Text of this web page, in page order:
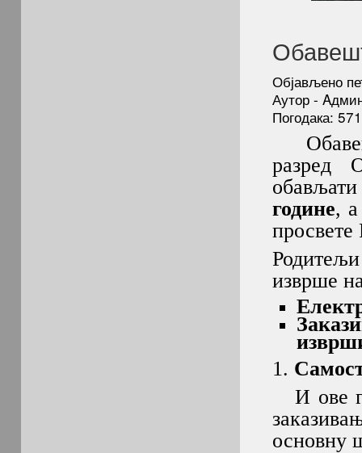
Објављено
Аутор -
Погодака:
разред
године,
просвете
изврше
1.
И ове
основну